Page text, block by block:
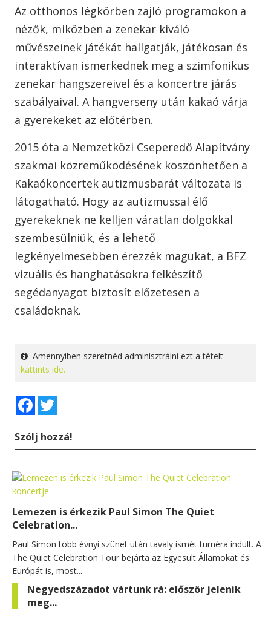
Az otthonos légkörben zajló programokon a
nézők, miközben a zenekar kiváló
művészeinek játékát hallgatják, játékosan és
interaktívan ismerkednek meg a szimfonikus
zenekar hangszereivel és a koncertre járás
szabályaival. A hangverseny után kakaó várja
a gyerekeket az előtérben.
2015 óta a Nemzetközi Cseperedő Alapítvány
szakmai közreműködésének köszönhetően a
Kakaókoncertek autizmusbarát változata is
látogatható. Hogy az autizmussal élő
gyerekeknek ne kelljen váratlan dolgokkal
szembesülniük, és a lehető
legkényelmesebben érezzék magukat, a BFZ
vizuális és hanghatásokra felkészítő
segédanyagot biztosít előzetesen a
családoknak.
Amennyiben szeretnéd adminisztrálni ezt a tételt
kattints ide.
Facebook
Szólj hozzá!
Lemezen is érkezik Paul Simon The Quiet
Celebration...
Paul Simon több évnyi szünet után tavaly ismét turnéra indult. A
The Quiet Celebration Tour bejárta az Egyesült Államokat és
Európát is, most...
Negyedszázadot vártunk rá: először jelenik
meg...